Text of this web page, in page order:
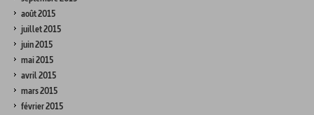
août 2015
juillet 2015
juin 2015
mai 2015
avril 2015
mars 2015
février 2015